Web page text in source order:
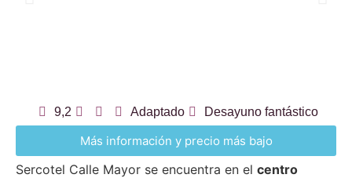
9,2 Adaptado Desayuno fantástico
Más información y precio más bajo
Sercotel Calle Mayor se encuentra en el centro